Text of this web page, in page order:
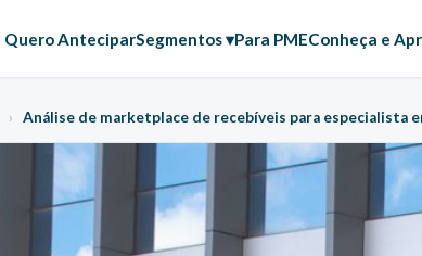
Quero AnteciparSegmentos ▾Para PMEConheça e
› Análise de marketplace de recebíveis para especialista